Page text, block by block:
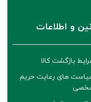
و اطلاعات
بازگشت کالا
های رعایت حریم